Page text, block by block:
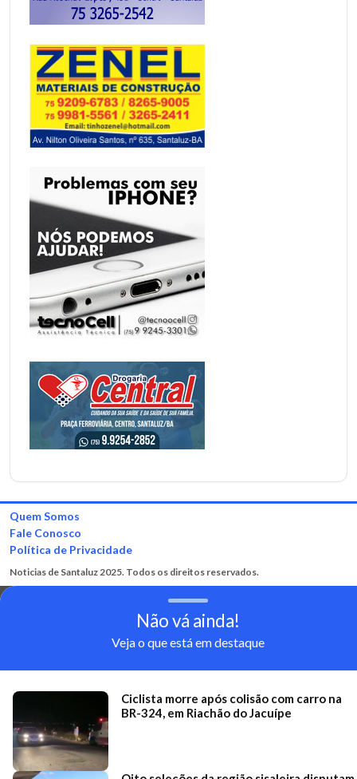
Quem Somos
Fale Conosco
Política de Privacidade
Noticias de Santaluz 2025. Todos os direitos reservados.
Não vá ainda!
Veja o que está em destaque
Ciclista morre após colisão com carro na
BR-324, em Riachão do Jacuípe